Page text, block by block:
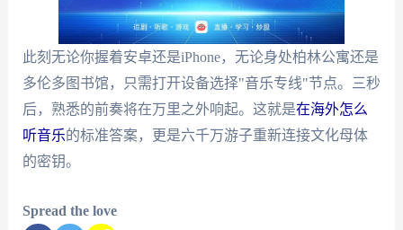
此刻无论你握着安卓还是iPhone，无论身处柏林公寓还是
多伦多图书馆，只需打开设备选择"音乐专线"节点。三秒
后，熟悉的前奏将在万里之外响起。这就是在海外怎么
听音乐的标准答案，更是六千万游子重新连接文化母体
的密钥。
Spread the love